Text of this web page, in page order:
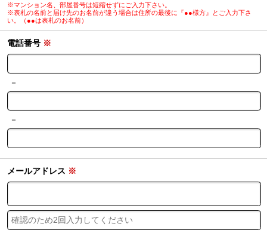
※マンション名、部屋番号は短縮せずにご入力下さい。
※表札の名前と届け先のお名前が違う場合は住所の最後に『●●様方』とご入力下さ
い。（●●は表札のお名前）
電話番号 ※
－
－
メールアドレス ※